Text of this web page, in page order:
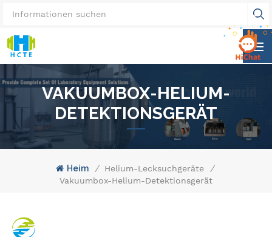
VAKUUMBOX-HELIUM-
DETEKTIONSGERÄT
Heim / Helium-Lecksuchgeräte
/
Vakuumbox-Helium-Detektionsgerät